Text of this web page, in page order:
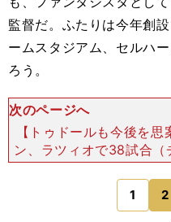
監督だ。ふたりは今年創
ームスタジアム、セルハ
ろう。
次のページへ
【トゥドールも今後を
ン、ラツィオで38試合（
コッパ・イタリアを含む
シストを記録している。
リのもと
1 2